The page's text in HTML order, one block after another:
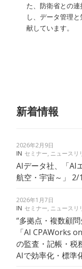
た、防衛省との
し、データ管理
献しています。
新着情報
2026年2月9日
IN セミナー, ニュースリ
AIデータ社、「AI
航空・宇宙～」 2/
2026年1月7日
IN セミナー, ニュースリ
“多拠点・複数顧
「AI CPAWorks
の監査・記帳・税
AIで効率化・標準